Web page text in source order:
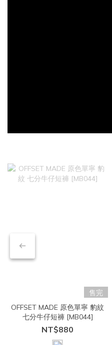
售完
OFFSET MADE 原色單寧 豹紋
七分牛仔短褲 [MB044]
NT$880